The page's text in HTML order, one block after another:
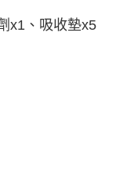
x1、吸收墊x5